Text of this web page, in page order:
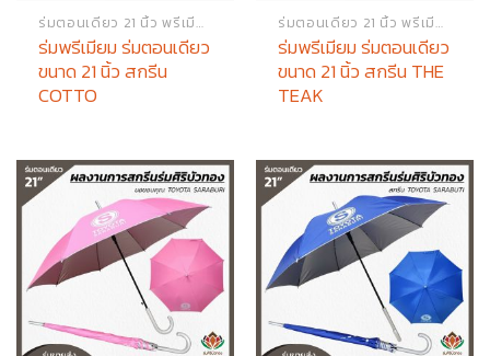
ร่มตอนเดียว 21 นิ้ว พรีเมียม
ร่มพรีเมียม ร่มตอนเดียว
ขนาด 21 นิ้ว สกรีน
COTTO
ร่มตอนเดียว 21 นิ้ว พรีเมียม
ร่มพรีเมียม ร่มตอนเดียว
ขนาด 21 นิ้ว สกรีน THE
TEAK